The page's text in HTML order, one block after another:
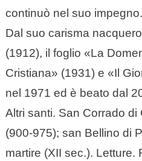
continuò nel suo impegno.
Dal suo carisma
(1912), il foglio «La
Cristiana» (1931) e «Il
nel 1971 ed è beato dal
Altri santi. San Corrado
(900-975); san Bellino di
martire (XII sec.). Letture.